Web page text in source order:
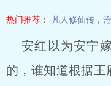
热门推荐： 凡人修仙传 ，
安红以为安宁
的，谁知道根据王